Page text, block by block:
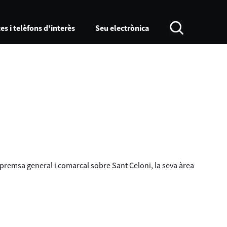
i telèfons d'interès Seu electrònica
general i comarcal sobre Sant Celoni, la seva àrea